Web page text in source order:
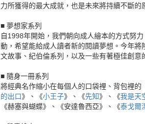
力所獲得的最大成就，也是未來將持續不斷的
■ 夢想家系列
自1998年開始，我們朝向成人繪本的方式努
動，希望能給成人讀者新的閱讀夢想。今年將
文故事、紀伯倫系列，以及一些有著極佳創意
■ 隨身一冊系列
將經典名作縮小在每個人的口袋裡、背包裡
的出口》、《小王子》、《先知》、《我是天
《赫塞與蝴蝶》、《安達魯西亞》、《泰戈爾